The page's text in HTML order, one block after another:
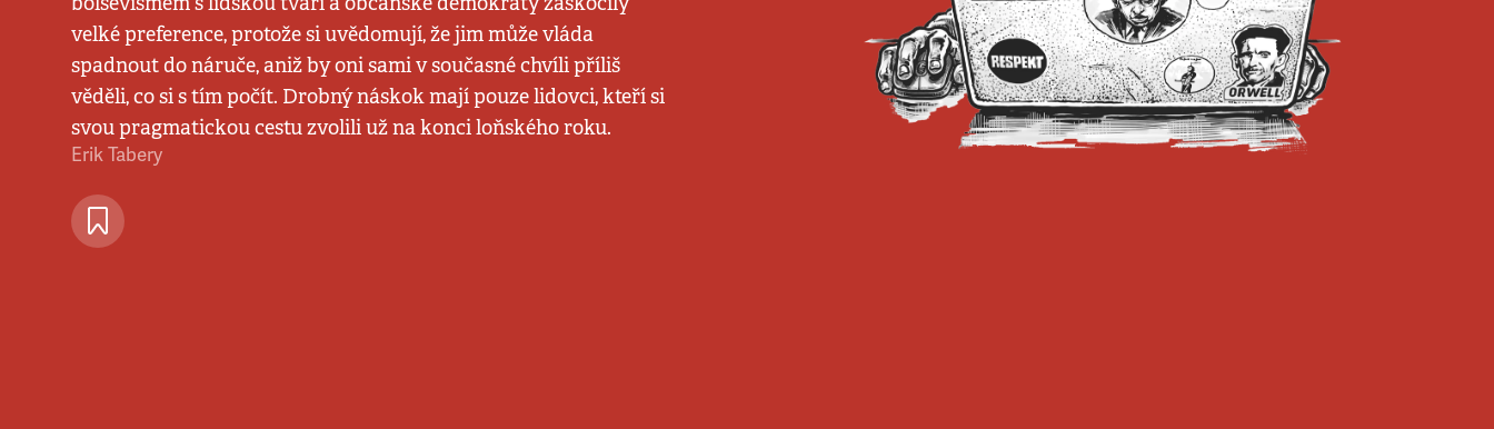
velké preference, protože si uvědomují, že jim může vláda
spadnout do náruče, aniž by oni sami v současné chvíli příliš
věděli, co si s tím počít. Drobný náskok mají pouze lidovci, kteří si
svou pragmatickou cestu zvolili už na konci loňského roku.
Erik Tabery